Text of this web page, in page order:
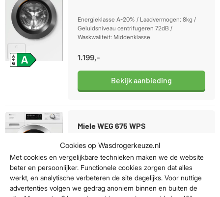
Cookies op Wasdrogerkeuze.nl
Met cookies en vergelijkbare technieken maken we de website
beter en persoonlijker. Functionele cookies zorgen dat alles
werkt, en analytische verbeteren de site dagelijks. Voor nuttige
advertenties volgen we gedrag anoniem binnen en buiten de
Energieklasse A-20% / Laadvermogen: 8kg /
Geluidsniveau centrifugeren 72dB /
Waskwaliteit: Middenklasse
1.199,-
Bekijk aanbieding
Miele WEG 675 WPS
Energieklasse A / Laadvermogen: 9kg /
Geluidsniveau centrifugeren 68dB /
Waskwaliteit: Topklasse
1.599,-